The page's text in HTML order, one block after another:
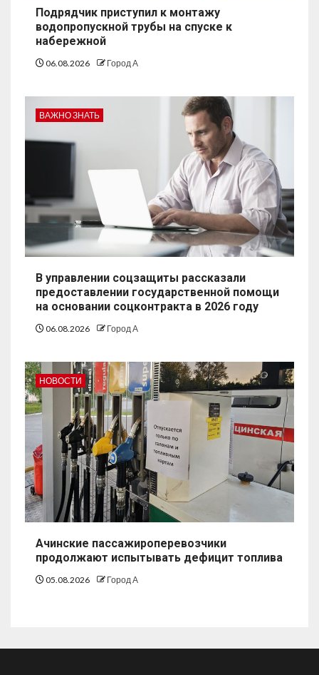
Подрядчик приступил к монтажу
водопропускной трубы на спуске к
набережной
06.08.2026 Город А
ВАЖНО ЗНАТЬ
В управлении соцзащиты рассказали
предоставлении государственной помощи
на основании соцконтракта в 2026 году
06.08.2026 Город А
НОВОСТИ
Ачинские пассажироперевозчики
продолжают испытывать дефицит топлива
05.08.2026 Город А